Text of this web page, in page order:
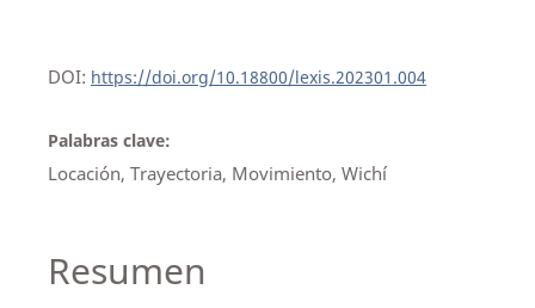
DOI: https://doi.org/10.18800/lexis.202301.004
Palabras clave:
Locación, Trayectoria, Movimiento, Wichí
Resumen